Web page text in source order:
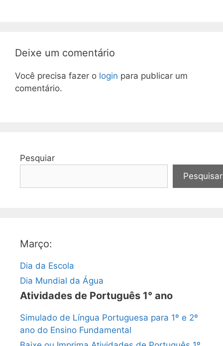
Deixe um comentário
Você precisa fazer o login para publicar um
comentário.
Pesquiar
Pesquisar
Março:
Dia da Escola
Dia Mundial da Água
Atividades de Português 1° ano
Simulado de Língua Portuguesa para 1º e 2º
ano do Ensino Fundamental